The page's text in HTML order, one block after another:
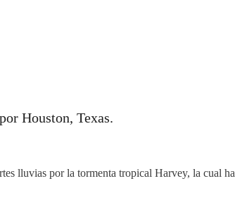
Houston, Texas.
lluvias por la tormenta tropical Harvey, la cual ha